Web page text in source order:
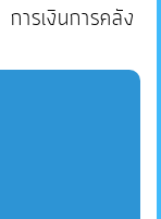
การเงินการคลัง